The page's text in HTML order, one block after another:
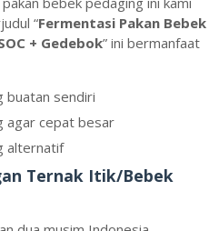
“Fermentasi Pakan Bebek
+ Gedebok” ini bermanfaat
buatan sendiri
agar cepat besar
alternatif
Ternak Itik/Bebek